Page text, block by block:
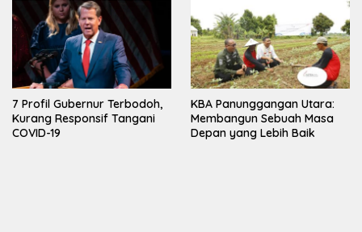
7 Profil Gubernur Terbodoh,
Kurang Responsif Tangani
COVID-19
KBA Panunggangan Utara:
Membangun Sebuah Masa
Depan yang Lebih Baik